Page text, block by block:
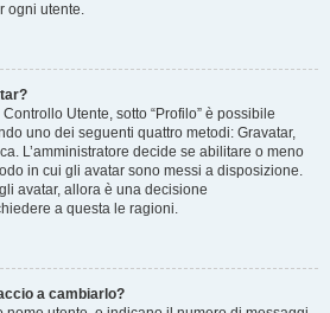
ogni utente.
Utente, sotto “Profilo” è possibile
uno dei seguenti quattro metodi: Gravatar,
L’amministratore decide se abilitare o meno
in cui gli avatar sono messi a disposizione.
avatar, allora è una decisione
a questa le ragioni.
a cambiarlo?